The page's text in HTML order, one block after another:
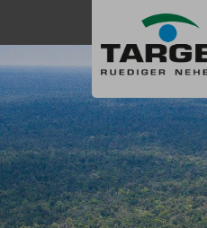
Language
Menu